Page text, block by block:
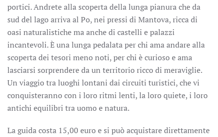
portici. Andrete alla scoperta della lunga pianura che da
sud del lago arriva al Po, nei pressi di Mantova, ricca di
oasi naturalistiche ma anche di castelli e palazzi
incantevoli. È una lunga pedalata per chi ama andare alla
scoperta dei tesori meno noti, per chi è curioso e ama
lasciarsi sorprendere da un territorio ricco di meraviglie.
Un viaggio tra luoghi lontani dai circuiti turistici, che vi
conquisteranno con i loro ritmi lenti, la loro quiete, i loro
antichi equilibri tra uomo e natura.
La guida costa 15,00 euro e si può acquistare direttamente